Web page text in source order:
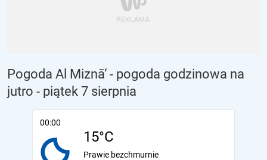
Pogoda Al Miznā‘ - pogoda godzinowa na
jutro - piątek 7 sierpnia
00:00
15°C
Prawie bezchmurnie